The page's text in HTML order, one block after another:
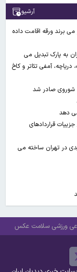
آرشیو
می برند ورقه اقامت داده
تهران به پارک تبدیل می
دریاچه، آمفی تئاتر و کاخ
دهد
قراردادهای
در تهران ساخته می
ورزشی سلامت عکس